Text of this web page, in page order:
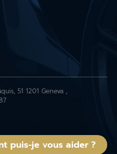
51 1201 Geneva ,
puis-je vous aider ?